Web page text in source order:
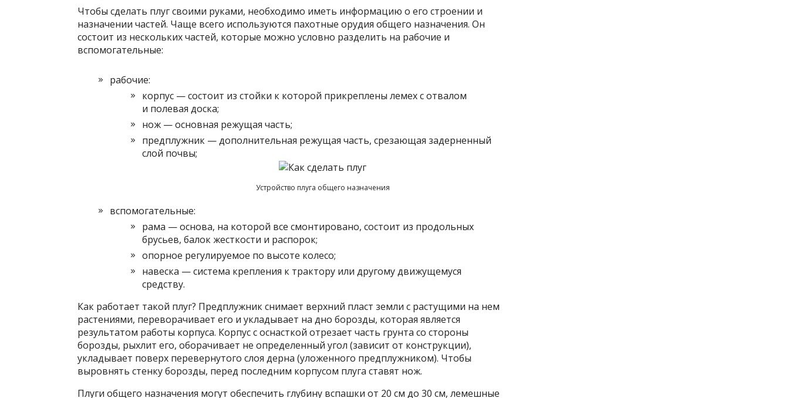
Чтобы сделать плуг своими руками, необходимо иметь информацию о его строении и
назначении частей. Чаще всего используются пахотные орудия общего назначения. Он
состоит из нескольких частей, которые можно условно разделить на рабочие и
вспомогательные:
рабочие:
корпус — состоит из стойки к которой прикреплены лемех с отвалом
и полевая доска;
нож — основная режущая часть;
предплужник — дополнительная режущая часть, срезающая задерненный
слой почвы;
Устройство плуга общего назначения
вспомогательные:
рама — основа, на которой все смонтировано, состоит из продольных
брусьев, балок жесткости и распорок;
опорное регулируемое по высоте колесо;
навеска — система крепления к трактору или другому движущемуся
средству.
Как работает такой плуг? Предплужник снимает верхний пласт земли с растущими на нем
растениями, переворачивает его и укладывает на дно борозды, которая является
результатом работы корпуса. Корпус с оснасткой отрезает часть грунта со стороны
борозды, рыхлит его, оборачивает не определенный угол (зависит от конструкции),
укладывает поверх перевернутого слоя дерна (уложенного предплужником). Чтобы
выровнять стенку борозды, перед последним корпусом плуга ставят нож.
Плуги общего назначения могут обеспечить глубину вспашки от 20 см до 30 см, лемешные